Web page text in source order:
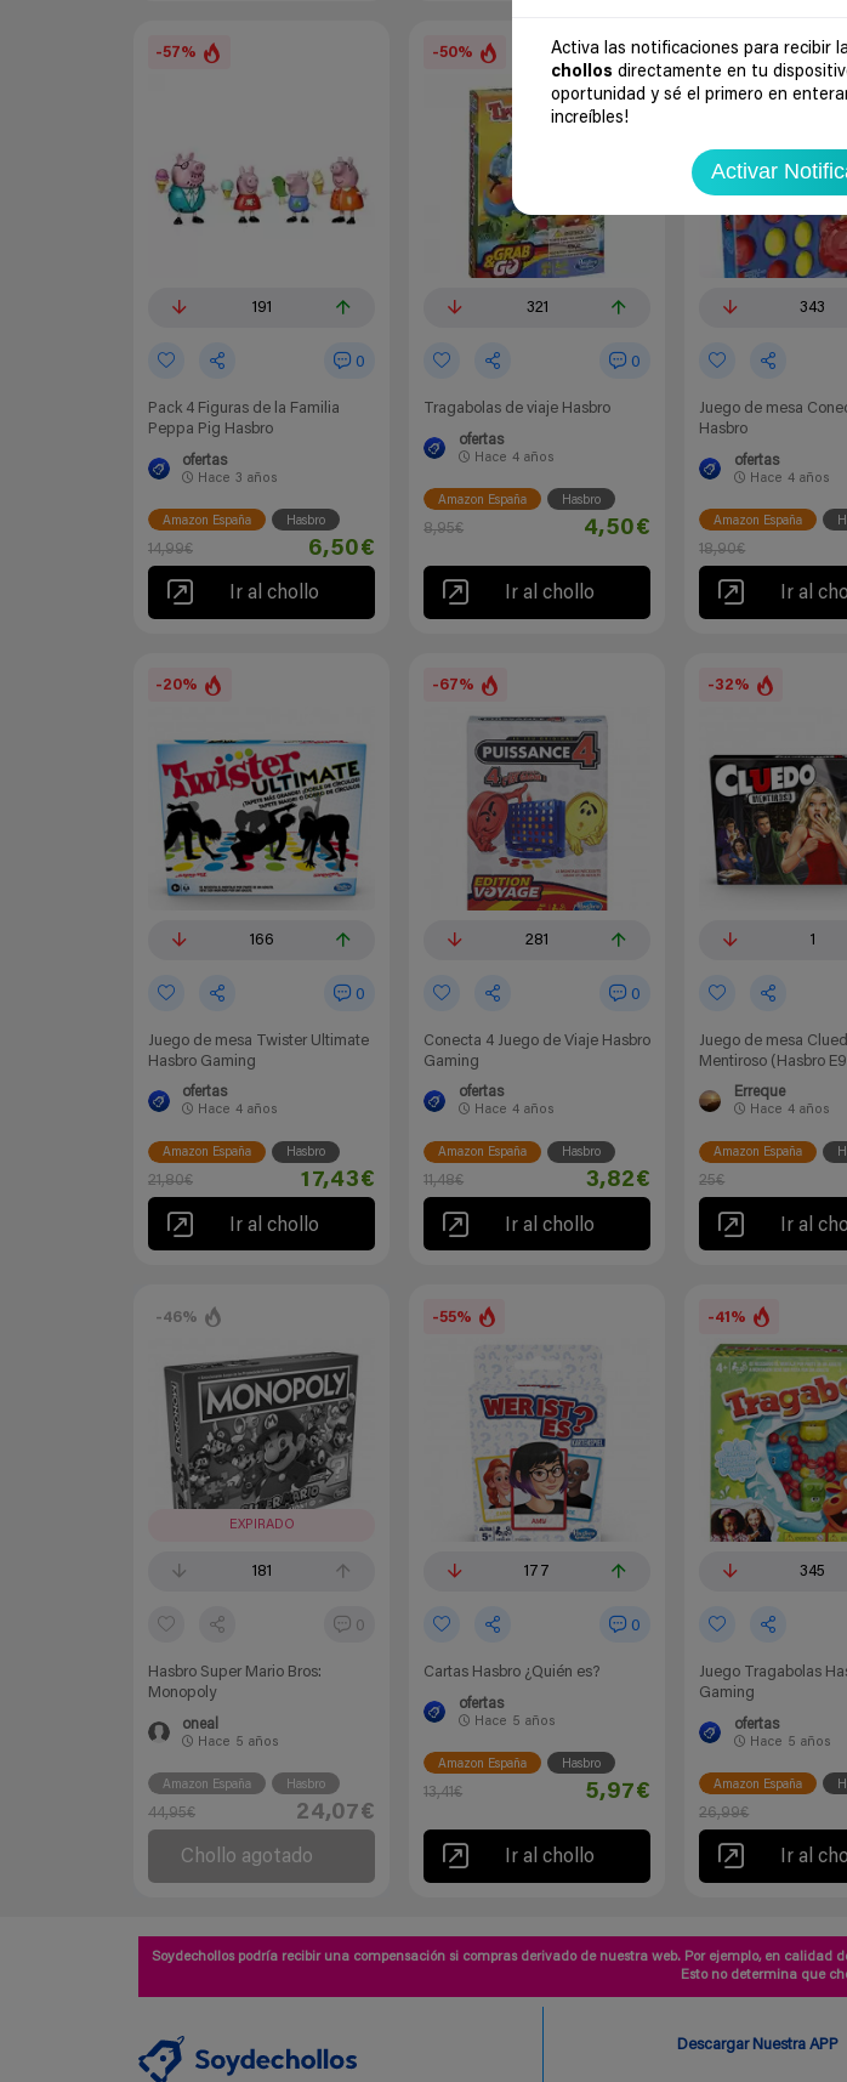
Activa las notificaciones para recibir
chollos directamente en tu
oportunidad y sé el primero en
increíbles!
Activar
-57%
191
0
Pack 4 Figuras de la Familia
Peppa Pig Hasbro
ofertas
Hace 3 años
Amazon España Hasbro
14,99€ 6,50€
Ir al chollo
-50%
321
0
Tragabolas de viaje Hasbro
ofertas
Hace 4 años
Amazon España Hasbro
8,95€ 4,50€
Ir al chollo
-42%
343
Juego de mesa
Hasbro
ofertas
Hace 4 años
Amazon España
18,90€
Ir al
-20%
166
0
Juego de mesa Twister Ultimate
Hasbro Gaming
ofertas
Hace 4 años
Amazon España Hasbro
21,80€ 17,43€
Ir al chollo
-67%
281
0
Conecta 4 Juego de Viaje Hasbro
Gaming
ofertas
Hace 4 años
Amazon España Hasbro
11,48€ 3,82€
Ir al chollo
-32%
1
Juego de mesa
Mentiroso (Hasbro
Erreque
Hace 4 años
Amazon España
25€
Ir al
-46%
EXPIRADO
181
0
Hasbro Super Mario Bros:
Monopoly
oneal
Hace 5 años
Amazon España Hasbro
44,95€ 24,07€
Chollo agotado
-55%
177
0
Cartas Hasbro ¿Quién es?
ofertas
Hace 5 años
Amazon España Hasbro
13,41€ 5,97€
Ir al chollo
-41%
345
Juego Tragabolas
Gaming
ofertas
Hace 5 años
Amazon España
26,99€
Ir al
Soydechollos podría recibir una compensación si compras derivado de nuestra web. Por ejemplo, en
Esto no determina que
Descargar Nuestra APP